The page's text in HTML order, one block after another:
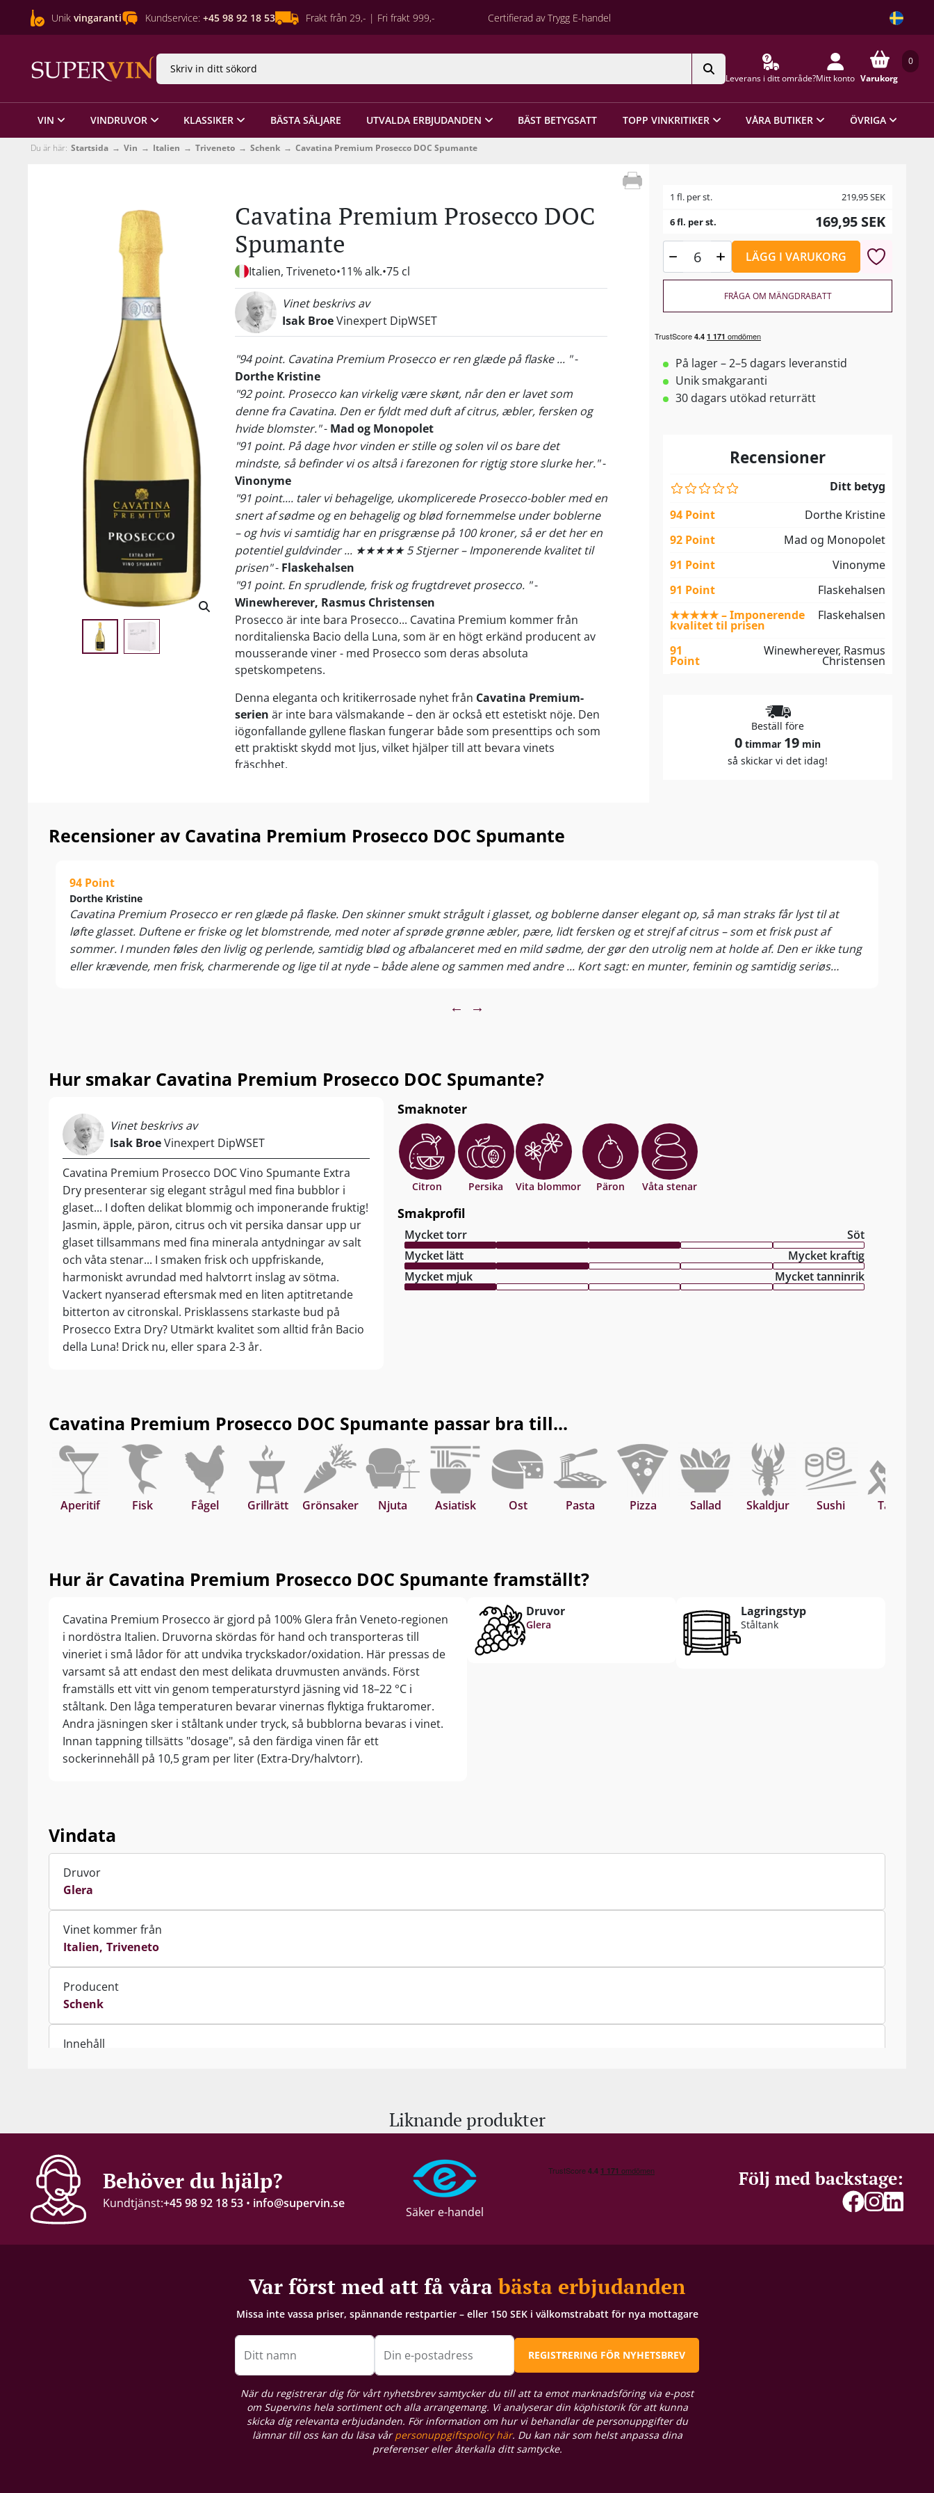
Unik vingaranti Kundservice: +45 98 92 18 53 Frakt från 29,- | Fri frakt 999,- Certifierad av Trygg E-handel
Leverans i ditt område?Mitt konto
0
Varukorg
VIN VINDRUVOR KLASSIKER BÄSTA SÄLJARE UTVALDA ERBJUDANDEN BÄST BETYGSATT TOPP VINKRITIKER VÅRA BUTIKER ÖVRIGA
Du är här: Startsida Vin Italien Triveneto Schenk Cavatina Premium Prosecco DOC Spumante
Cavatina Premium Prosecco DOC
Spumante
Italien, Triveneto 11% alk. 75 cl
Vinet beskrivs av
Isak BroeVinexpert DipWSET
"94 point. Cavatina Premium Prosecco er ren glæde på flaske ... "-
Dorthe Kristine
"92 point. Prosecco kan virkelig være skønt, når den er lavet som
denne fra Cavatina. Den er fyldt med duft af citrus, æbler, fersken og
hvide blomster."- Mad og Monopolet
"91 point. På dage hvor vinden er stille og solen vil os bare det
mindste, så befinder vi os altså i farezonen for rigtig store slurke her."-
Vinonyme
"91 point.... taler vi behagelige, ukomplicerede Prosecco-bobler med en
snert af sødme og en behagelig og blød fornemmelse under boblerne
– og hvis vi samtidig har en prisgrænse på 100 kroner, så er det her en
potentiel guldvinder ... ★★★★★ 5 Stjerner – Imponerende kvalitet til
prisen"- Flaskehalsen
"91 point. En sprudlende, frisk og frugtdrevet prosecco. "-
Winewherever, Rasmus Christensen
Prosecco är inte bara Prosecco... Cavatina Premium kommer från
norditalienska Bacio della Luna, som är en högt erkänd producent av
mousserande viner - med Prosecco som deras absoluta
spetskompetens.
Denna eleganta och kritikerrosade nyhet från Cavatina Premium-
serien är inte bara välsmakande – den är också ett estetiskt nöje. Den
iögonfallande gyllene flaskan fungerar både som presenttips och som
ett praktiskt skydd mot ljus, vilket hjälper till att bevara vinets
fräschhet.
Cavatina Premium Prosecco levererar en fruktig, sprudlande och
följeslagare till fisk och skaldjur, sushi, krispig sallad, antipasti samt
lätta pastarätter. Njut av vinet vid 6–10°C
KOM IHÅG Aperol Spritz!
3 delar Cavatina Premium Prosecco DOC Vino Spumante Extra Dry
1 fl. per st. 219,95SEK
6 fl. per st.
169,95 SEK
LÄGG I VARUKORG
FRÅGA OM MÄNGDRABATT
På lager – 2–5 dagars leveranstid
Unik smakgaranti
30 dagars utökad returrätt
Recensioner
Ditt betyg
94 Point
Dorthe Kristine
92 Point
Mad og Monopolet
91 Point
Vinonyme
91 Point
Flaskehalsen
★★★★★ – Imponerende
kvalitet til prisen
Flaskehalsen
91
Point
Winewherever, Rasmus
Christensen
Beställ före
0 timmar 19 min
så skickar vi det idag!
Recensioner av Cavatina Premium Prosecco DOC Spumante
94 Point
Dorthe Kristine
Cavatina Premium Prosecco er ren glæde på flaske. Den skinner smukt strågult i glasset, og boblerne danser elegant op, så man straks får lyst til at
løfte glasset. Duftene er friske og let blomstrende, med noter af sprøde grønne æbler, pære, lidt fersken og et strejf af citrus – som et frisk pust af
sommer. I munden føles den livlig og perlende, samtidig blød og afbalanceret med en mild sødme, der gør den utrolig nem at holde af. Den er ikke tung
eller krævende, men frisk, charmerende og lige til at nyde – både alene og sammen med andre ... Kort sagt: en munter, feminin og samtidig seriøs
← →
Hur smakar Cavatina Premium Prosecco DOC Spumante?
Vinet beskrivs av
Isak BroeVinexpert DipWSET
Cavatina Premium Prosecco DOC Vino Spumante Extra
Dry presenterar sig elegant strågul med fina bubblor i
glaset... I doften delikat blommig och imponerande fruktig!
Jasmin, äpple, päron, citrus och vit persika dansar upp ur
glaset tillsammans med fina minerala antydningar av salt
och våta stenar... I smaken frisk och uppfriskande,
harmoniskt avrundad med halvtorrt inslag av sötma.
Vackert nyanserad eftersmak med en liten aptitretande
bitterton av citronskal. Prisklassens starkaste bud på
Prosecco Extra Dry? Utmärkt kvalitet som alltid från Bacio
della Luna! Drick nu, eller spara 2-3 år.
Smaknoter
Citron Persika Vita blommor Päron Våta stenar
Smakprofil
Mycket torr
Söt
Mycket lätt
Mycket kraftig
Mycket mjuk
Mycket tanninrik
Cavatina Premium Prosecco DOC Spumante passar bra till...
Aperitif Fisk Fågel Grillrätt Grönsaker Njuta Asiatisk Ost Pasta Pizza Sallad Skaldjur Sushi Tapas
Hur är Cavatina Premium Prosecco DOC Spumante framställt?
Cavatina Premium Prosecco är gjord på 100% Glera från Veneto‑regionen
i nordöstra Italien. Druvorna skördas för hand och transporteras till
vineriet i små lådor för att undvika tryckskador/oxidation. Här pressas de
varsamt så att endast den mest delikata druvmusten används. Först
framställs ett vitt vin genom temperaturstyrd jäsning vid 18–22 °C i
ståltank. Den låga temperaturen bevarar vinernas flyktiga fruktaromer.
Andra jäsningen sker i ståltank under tryck, så bubblorna bevaras i vinet.
Innan tappning tillsätts "dosage", så den färdiga vinen får ett
sockerinnehåll på 10,5 gram per liter (Extra-Dry/halvtorr).
Druvor
Glera
Lagringstyp
Ståltank
Vindata
Druvor
Glera
Vinet kommer från
Italien Triveneto
Producent
Schenk
Innehåll
Servering
6-10°C
Lagringspotential
Liknande produkter
Behöver du hjälp?
Kundtjänst:+45 98 92 18 53 • info@supervin.se
Säker e-handel
Följ med backstage:
Var först med att få vårabästa erbjudanden
Missa inte vassa priser, spännande restpartier – eller 150 SEK i välkomstrabatt för nya mottagare
Ditt namn Din e-postadress REGISTRERING FÖR NYHETSBREV
När du registrerar dig för vårt nyhetsbrev samtycker du till att ta emot marknadsföring via e-post
om Supervins hela sortiment och alla arrangemang. Vi analyserar din köphistorik för att kunna
skicka dig relevanta erbjudanden. För information om hur vi behandlar de personuppgifter du
lämnar till oss kan du läsa vårpersonuppgiftspolicy här. Du kan när som helst anpassa dina
preferenser eller återkalla ditt samtycke.